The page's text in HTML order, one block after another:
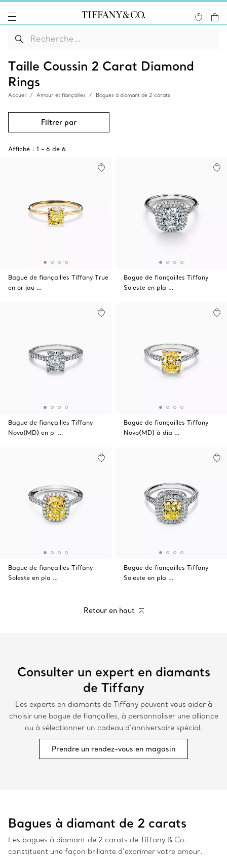
Taille Coussin 2 Carat Diamond
Rings
Accueil Amour et fiançailles Bagues à diamant de 2 carats
Filtrer par
Affiché : 1 - 6 de 6
Bague de fiançailles Tiffany True
en or jau …
Bague de fiançailles Tiffany
Soleste en pla …
Bague de fiançailles Tiffany
Novo(MD) en pl …
Bague de fiançailles Tiffany
Novo(MD) à dia …
Bague de fiançailles Tiffany
Soleste en pla …
Bague de fiançailles Tiffany
Soleste en pla …
Retour en haut
Consulter un expert en diamants
de Tiffany
Les experts en diamants de Tiffany peuvent vous aider à
choisir une bague de fiançailles, à personnaliser une alliance
ou à sélectionner un cadeau d’anniversaire spécial.
Prendre un rendez-vous en magasin
Bagues à diamant de 2 carats
Les bagues à diamant de 2 carats de Tiffany & Co.
constituent une façon brillante d’exprimer votre amour.